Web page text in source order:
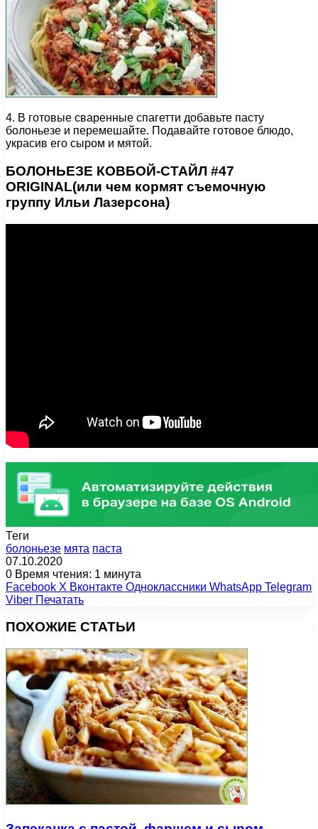
4. В готовые сваренные спагетти добавьте пасту
болоньезе и перемешайте. Подавайте готовое блюдо,
украсив его сыром и мятой.
БОЛОНЬЕЗЕ КОВБОЙ-СТАЙЛ #47
ORIGINAL(или чем кормят съемочную
группу Ильи Лазерсона)
Теги
болоньезе мята паста
07.10.2020
0 Время чтения: 1 минута
Facebook X Вконтакте Одноклассники WhatsApp Telegram
Viber Печатать
ПОХОЖИЕ СТАТЬИ